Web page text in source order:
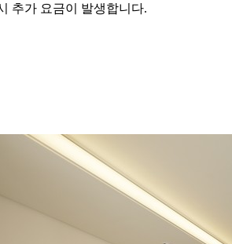
추가 요금이 발생합니다.